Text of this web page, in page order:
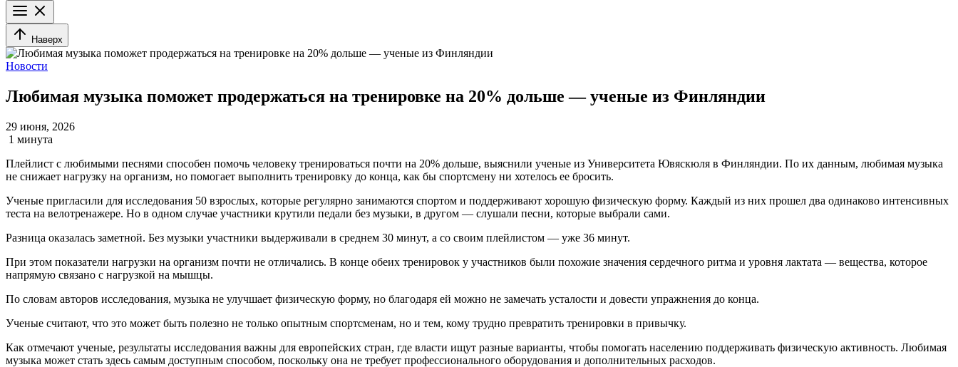
Наверх
Новости
Любимая музыка поможет продержаться на тренировке на 20% дольше — ученые из Финляндии
29 июня, 2026
1 минута
Плейлист с любимыми песнями способен помочь человеку тренироваться почти на 20% дольше, выяснили ученые из Университета Ювяскюля в Финляндии. По их данным, любимая музыка
не снижает нагрузку на организм, но помогает выполнить тренировку до конца, как бы спортсмену ни хотелось ее бросить.
Ученые пригласили для исследования 50 взрослых, которые регулярно занимаются спортом и поддерживают хорошую физическую форму. Каждый из них прошел два одинаково интенсивных
теста на велотренажере. Но в одном случае участники крутили педали без музыки, в другом — слушали песни, которые выбрали сами.
Разница оказалась заметной. Без музыки участники выдерживали в среднем 30 минут, а со своим плейлистом — уже 36 минут.
При этом показатели нагрузки на организм почти не отличались. В конце обеих тренировок у участников были похожие значения сердечного ритма и уровня лактата — вещества, которое
напрямую связано с нагрузкой на мышцы.
По словам авторов исследования, музыка не улучшает физическую форму, но благодаря ей можно не замечать усталости и довести упражнения до конца.
Ученые считают, что это может быть полезно не только опытным спортсменам, но и тем, кому трудно превратить тренировки в привычку.
Как отмечают ученые, результаты исследования важны для европейских стран, где власти ищут разные варианты, чтобы помогать населению поддерживать физическую активность. Любимая
музыка может стать здесь самым доступным способом, поскольку она не требует профессионального оборудования и дополнительных расходов.